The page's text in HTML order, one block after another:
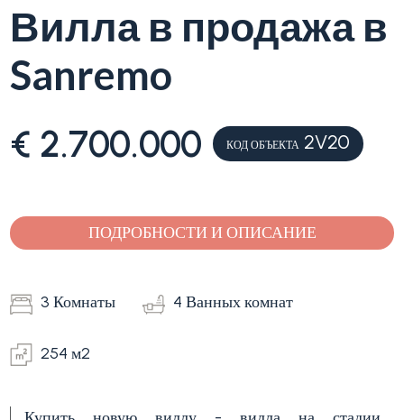
Вилла в продажа в
Sanremo
€ 2.700.000 КОД ОБЪЕКТА 2V20
ПОДРОБНОСТИ И ОПИСАНИЕ
3 Комнаты 4 Ванных комнат
254 м2
Избранное
Тип
квартиры
(Вилла,
-
Жилая